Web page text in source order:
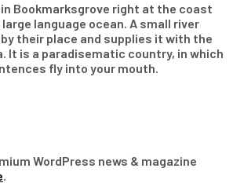
Bookmarksgrove right at the coast
language ocean. A small river
their place and supplies it with the
It is a paradisematic country, in which
fly into your mouth.
WordPress news & magazine